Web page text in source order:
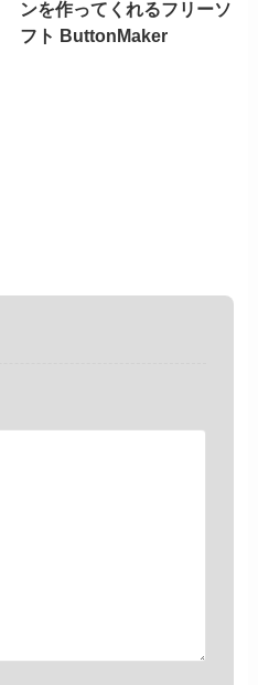
ンを作ってくれるフリーソ
フト ButtonMaker